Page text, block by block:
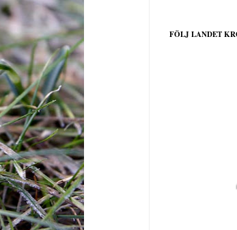
FÖLJ LANDET